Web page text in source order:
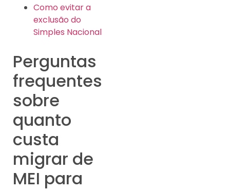
Como evitar a
exclusão do
Simples Nacional
Perguntas
frequentes
sobre
quanto
custa
migrar de
MEI para